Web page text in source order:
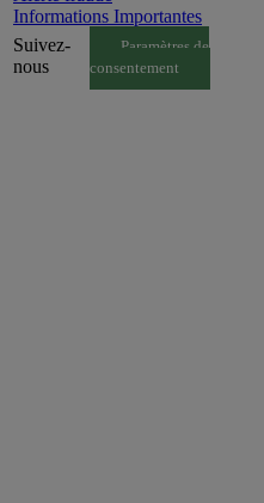
Informations Importantes
Suivez-
nous
Paramètres de
consentement